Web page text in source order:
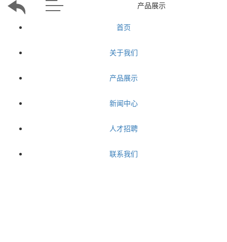
产品展示
首页
关于我们
产品展示
新闻中心
人才招聘
联系我们